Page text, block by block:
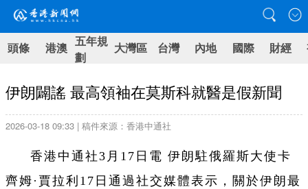
頭條 港澳 五年規
劃
大灣區 台灣 內地 國際 財經
伊朗闢謠 最高領袖在莫斯科就醫是假新聞
2026-03-18 09:33 | 稿件來源：香港中通社
香港中通社3月17日電 伊朗駐俄羅斯大使卡
齊姆·賈拉利17日通過社交媒體表示，關於伊朗最